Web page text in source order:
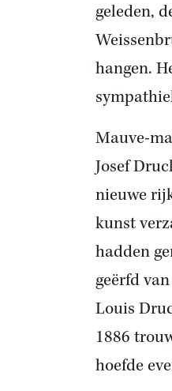
geleden,
hangen.
Mauve-
Josef
nieuwe
kunst
hadden
geërfd
Louis
1886
hoefde